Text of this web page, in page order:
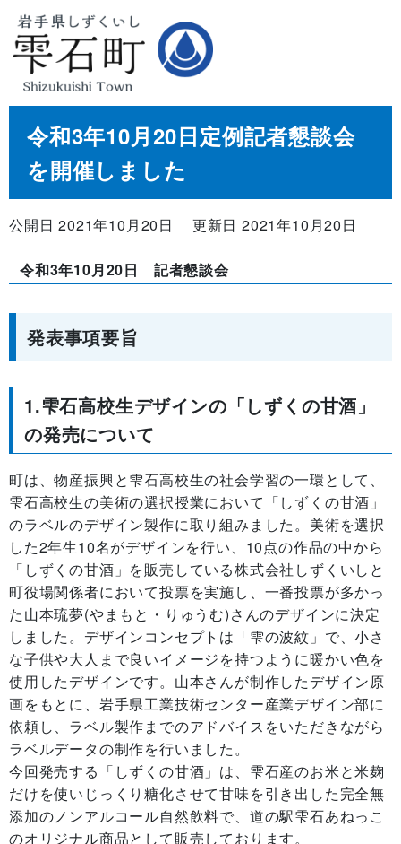
令和3年10月20日定例記者懇談会
を開催しました
公開日 2021年10月20日 更新日 2021年10月20日
令和3年10月20日 記者懇談会
発表事項要旨
1.雫石高校生デザインの「しずくの甘酒」
の発売について
町は、物産振興と雫石高校生の社会学習の一環として、
雫石高校生の美術の選択授業において「しずくの甘酒」
のラベルのデザイン製作に取り組みました。美術を選択
した2年生10名がデザインを行い、10点の作品の中から
「しずくの甘酒」を販売している株式会社しずくいしと
町役場関係者において投票を実施し、一番投票が多かっ
た山本琉夢(やまもと・りゅうむ)さんのデザインに決定
しました。デザインコンセプトは「雫の波紋」で、小さ
な子供や大人まで良いイメージを持つように暖かい色を
使用したデザインです。山本さんが制作したデザイン原
画をもとに、岩手県工業技術センター産業デザイン部に
依頼し、ラベル製作までのアドバイスをいただきながら
ラベルデータの制作を行いました。
今回発売する「しずくの甘酒」は、雫石産のお米と米麹
だけを使いじっくり糖化させて甘味を引き出した完全無
添加のノンアルコール自然飲料で、道の駅雫石あねっこ
のオリジナル商品として販売しております。